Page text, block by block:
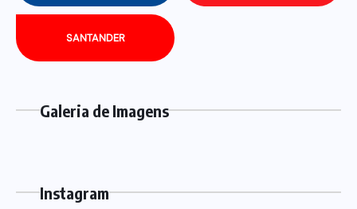
SANTANDER
Galeria de Imagens
Instagram